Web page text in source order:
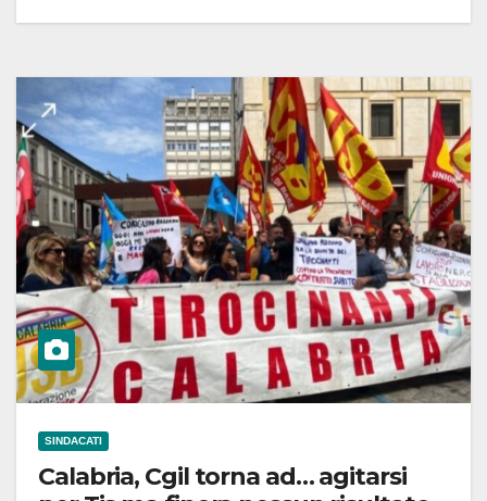
SINDACATI
Calabria, Cgil torna ad… agitarsi